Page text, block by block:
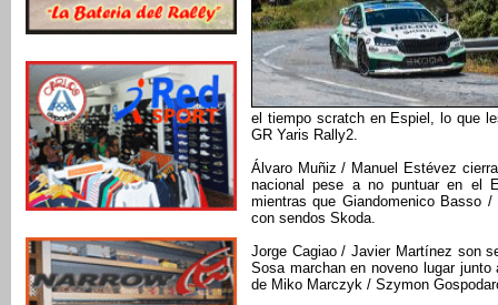
el tiempo scratch en Espiel, lo que
GR Yaris Rally2.
Álvaro Muñiz / Manuel Estévez
nacional pese a no puntuar en el
mientras que Giandomenico Basso
con sendos Skoda.
Jorge Cagiao / Javier Martínez son
Sosa marchan en noveno lugar
de Miko Marczyk / Szymon